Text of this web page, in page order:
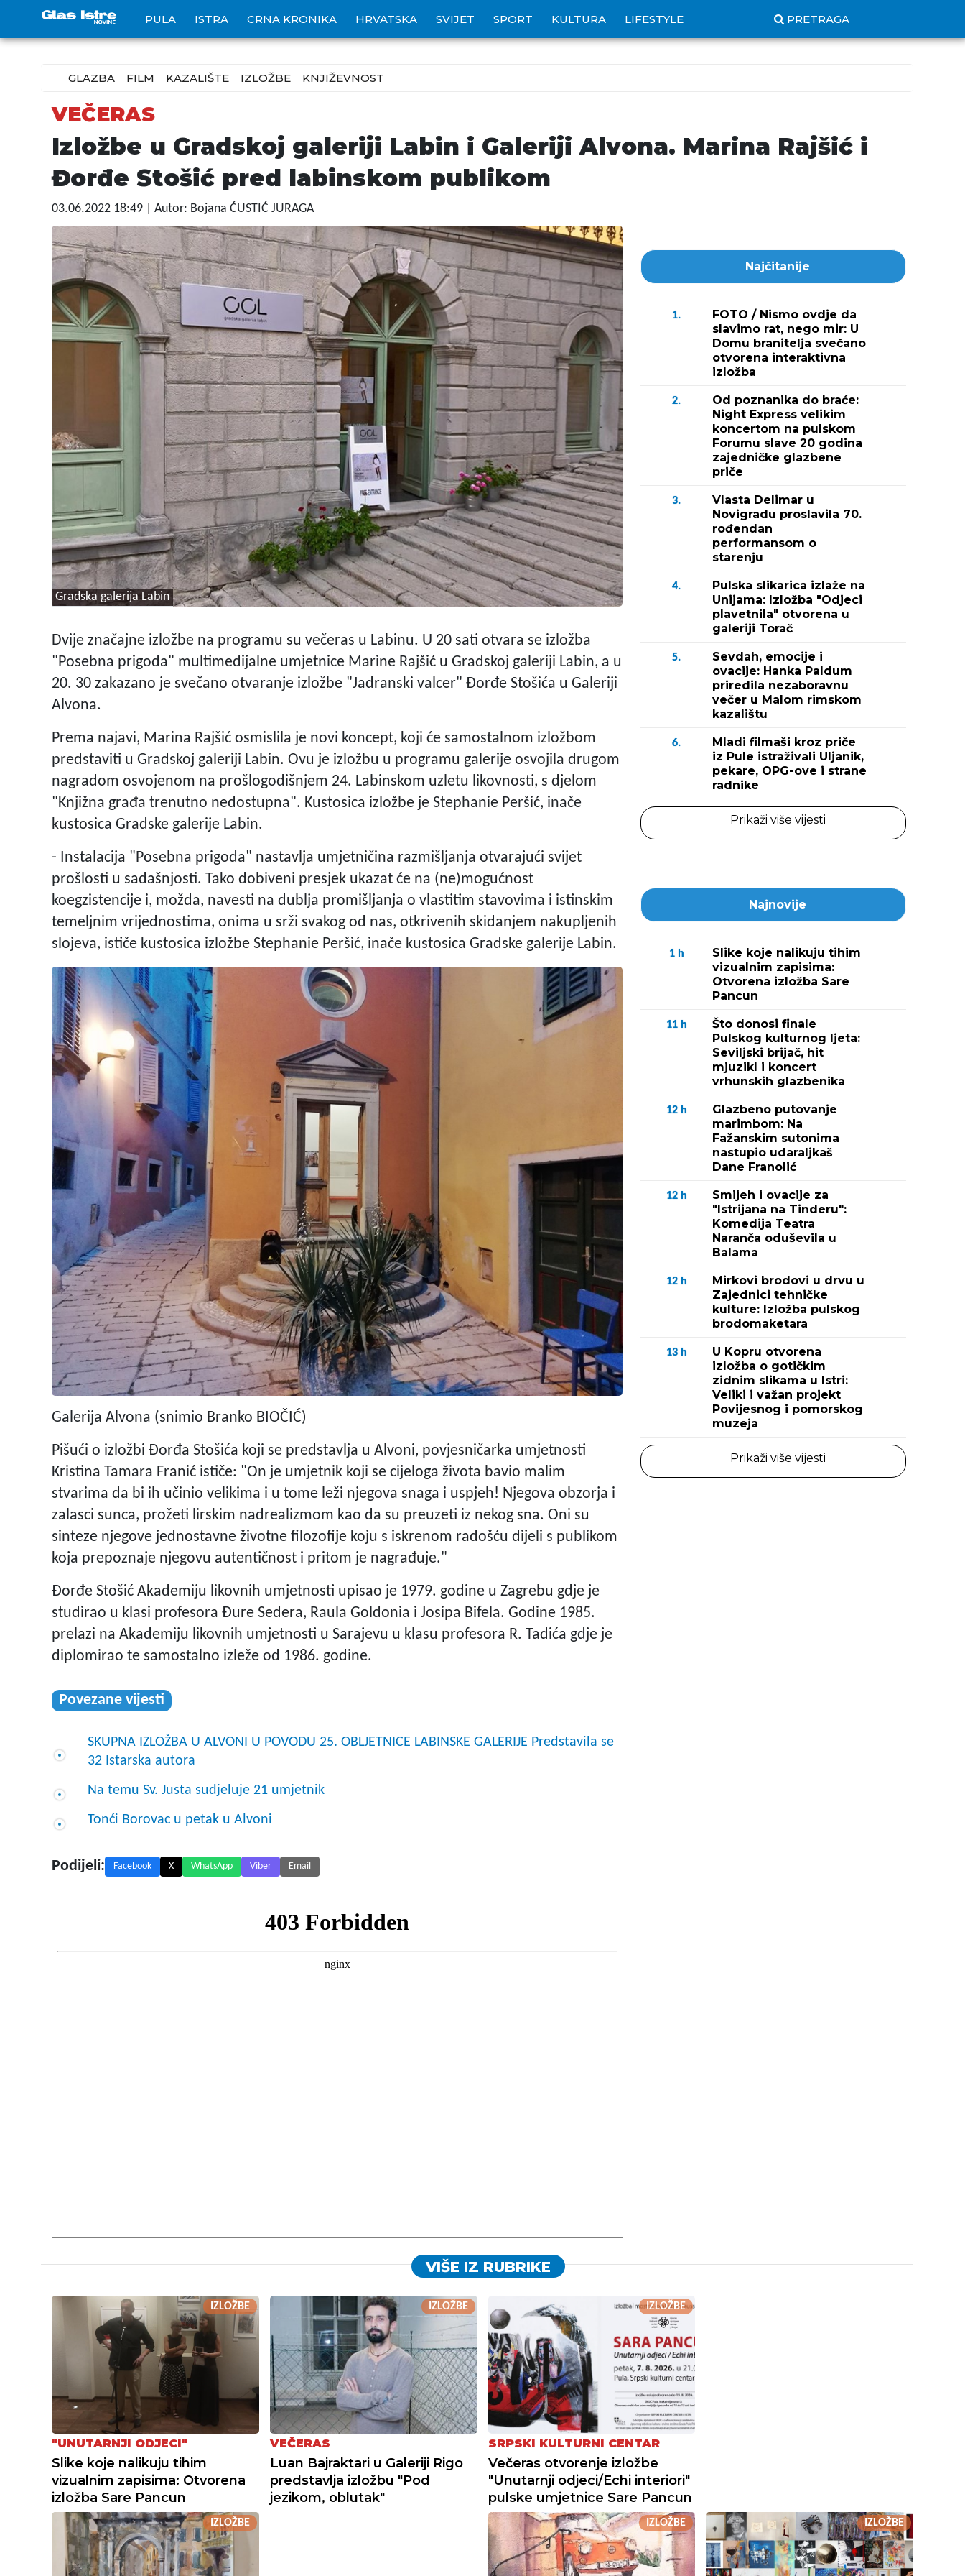
PULA ISTRA CRNA KRONIKA HRVATSKA SVIJET SPORT KULTURA LIFESTYLE PRETRAGA
GLAZBA FILM KAZALIŠTE IZLOŽBE KNJIŽEVNOST
VEČERAS
Izložbe u Gradskoj galeriji Labin i Galeriji Alvona. Marina Rajšić i
Đorđe Stošić pred labinskom publikom
03.06.2022 18:49 | Autor: Bojana ĆUSTIĆ JURAGA
Gradska galerija Labin
Dvije značajne izložbe na programu su večeras u Labinu. U 20 sati otvara se izložba
"Posebna prigoda" multimedijalne umjetnice Marine Rajšić u Gradskoj galeriji Labin, a u
20. 30 zakazano je svečano otvaranje izložbe "Jadranski valcer" Đorđe Stošića u Galeriji
Alvona.
Prema najavi, Marina Rajšić osmislila je novi koncept, koji će samostalnom izložbom
predstaviti u Gradskoj galeriji Labin. Ovu je izložbu u programu galerije osvojila drugom
nagradom osvojenom na prošlogodišnjem 24. Labinskom uzletu likovnosti, s djelom
"Knjižna građa trenutno nedostupna". Kustosica izložbe je Stephanie Peršić, inače
kustosica Gradske galerije Labin.
- Instalacija "Posebna prigoda" nastavlja umjetničina razmišljanja otvarajući svijet
prošlosti u sadašnjosti. Tako dobiveni presjek ukazat će na (ne)mogućnost
koegzistencije i, možda, navesti na dublja promišljanja o vlastitim stavovima i istinskim
temeljnim vrijednostima, onima u srži svakog od nas, otkrivenih skidanjem nakupljenih
slojeva, ističe kustosica izložbe Stephanie Peršić, inače kustosica Gradske galerije Labin.
Galerija Alvona (snimio Branko BIOČIĆ)
Pišući o izložbi Đorđa Stošića koji se predstavlja u Alvoni, povjesničarka umjetnosti
Kristina Tamara Franić ističe: "On je umjetnik koji se cijeloga života bavio malim
stvarima da bi ih učinio velikima i u tome leži njegova snaga i uspjeh! Njegova obzorja i
zalasci sunca, prožeti lirskim nadrealizmom kao da su preuzeti iz nekog sna. Oni su
sinteze njegove jednostavne životne filozofije koju s iskrenom radošću dijeli s publikom
koja prepoznaje njegovu autentičnost i pritom je nagrađuje."
Đorđe Stošić Akademiju likovnih umjetnosti upisao je 1979. godine u Zagrebu gdje je
studirao u klasi profesora Đure Sedera, Raula Goldonia i Josipa Bifela. Godine 1985.
prelazi na Akademiju likovnih umjetnosti u Sarajevu u klasu profesora R. Tadića gdje je
diplomirao te samostalno izleže od 1986. godine.
Povezane vijesti
SKUPNA IZLOŽBA U ALVONI U POVODU 25. OBLJETNICE LABINSKE GALERIJE Predstavila se
32 Istarska autora
Na temu Sv. Justa sudjeluje 21 umjetnik
Tonći Borovac u petak u Alvoni
Podijeli: Facebook X WhatsApp Viber Email
Najčitanije
1.
FOTO / Nismo ovdje da
slavimo rat, nego mir: U
Domu branitelja svečano
otvorena interaktivna
izložba
2.
Od poznanika do braće:
Night Express velikim
koncertom na pulskom
Forumu slave 20 godina
zajedničke glazbene
priče
3.
Vlasta Delimar u
Novigradu proslavila 70.
rođendan
performansom o
starenju
4.
Pulska slikarica izlaže na
Unijama: Izložba "Odjeci
plavetnila" otvorena u
galeriji Torač
5.
Sevdah, emocije i
ovacije: Hanka Paldum
priredila nezaboravnu
večer u Malom rimskom
kazalištu
6.
Mladi filmaši kroz priče
iz Pule istraživali Uljanik,
pekare, OPG-ove i strane
radnike
Prikaži više vijesti
Najnovije
1 h
Slike koje nalikuju tihim
vizualnim zapisima:
Otvorena izložba Sare
Pancun
11 h
Što donosi finale
Pulskog kulturnog ljeta:
Seviljski brijač, hit
mjuzikl i koncert
vrhunskih glazbenika
12 h
Glazbeno putovanje
marimbom: Na
Fažanskim sutonima
nastupio udaraljkaš
Dane Franolić
12 h
Smijeh i ovacije za
"Istrijana na Tinderu":
Komedija Teatra
Naranča oduševila u
Balama
12 h
Mirkovi brodovi u drvu u
Zajednici tehničke
kulture: Izložba pulskog
brodomaketara
13 h
U Kopru otvorena
izložba o gotičkim
zidnim slikama u Istri:
Veliki i važan projekt
Povijesnog i pomorskog
muzeja
Prikaži više vijesti
VIŠE IZ RUBRIKE
IZLOŽBE
"UNUTARNJI ODJECI"
Slike koje nalikuju tihim
vizualnim zapisima: Otvorena
izložba Sare Pancun
IZLOŽBE
VEČERAS
Luan Bajraktari u Galeriji Rigo
predstavlja izložbu "Pod
jezikom, oblutak"
IZLOŽBE
SRPSKI KULTURNI CENTAR
Večeras otvorenje izložbe
"Unutarnji odjeci/Echi interiori"
pulske umjetnice Sare Pancun
IZLOŽBE IZLOŽBE IZLOŽBE